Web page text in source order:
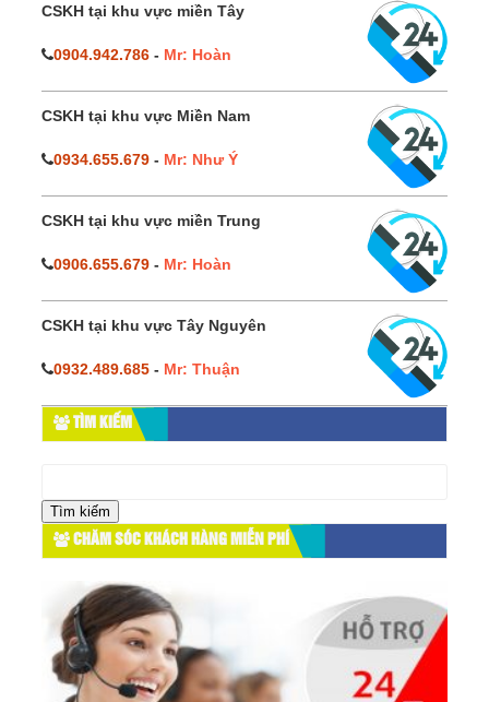
CSKH tại khu vực miền Tây
0904.942.786 - Mr: Hoàn
CSKH tại khu vực Miền Nam
0934.655.679 - Mr: Như Ý
CSKH tại khu vực miền Trung
0906.655.679 - Mr: Hoàn
CSKH tại khu vực Tây Nguyên
0932.489.685 - Mr: Thuận
TÌM KIẾM
cho:
CHĂM SÓC KHÁCH HÀNG MIỄN PHÍ